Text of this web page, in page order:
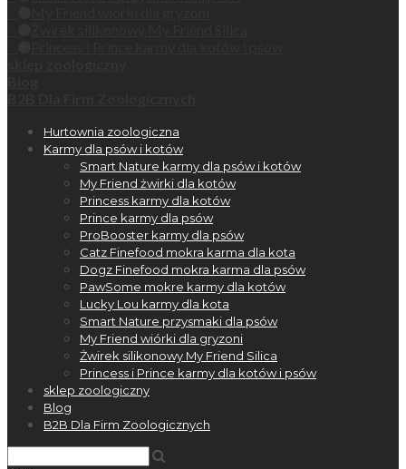
Hurtownia zoologiczna
Karmy dla psów i kotów
Smart Nature karmy dla psów i kotów
My Friend żwirki dla kotów
Princess karmy dla kotów
Prince karmy dla psów
ProBooster karmy dla psów
Catz Finefood mokra karma dla kota
Dogz Finefood mokra karma dla psów
PawSome mokre karmy dla kotów
Lucky Lou karmy dla kota
Smart Nature przysmaki dla psów
My Friend wiórki dla gryzoni
Żwirek silikonowy My Friend Silica
Princess i Prince karmy dla kotów i psów
sklep zoologiczny
Blog
B2B Dla Firm Zoologicznych